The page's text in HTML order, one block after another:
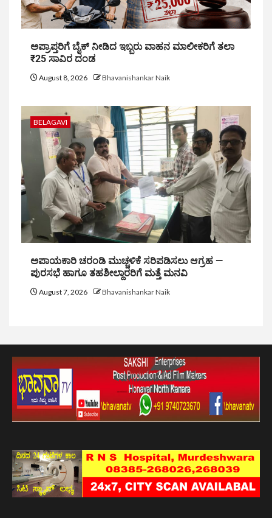
ಅಪ್ರಾಪ್ತರಿಗೆ ಬೈಕ್ ನೀಡಿದ ಇಬ್ಬರು ವಾಹನ ಮಾಲೀಕರಿಗೆ ತಲಾ
₹25 ಸಾವಿರ ದಂಡ
August 8, 2026 Bhavanishankar Naik
BELAGAVI
ಅಪಾಯಕಾರಿ ಚರಂಡಿ ಮುಚ್ಚಳಿಕೆ ಸರಿಪಡಿಸಲು ಆಗ್ರಹ —
ಪುರಸಭೆ ಹಾಗೂ ತಹಶೀಲ್ದಾರರಿಗೆ ಮತ್ತೆ ಮನವಿ
August 7, 2026 Bhavanishankar Naik